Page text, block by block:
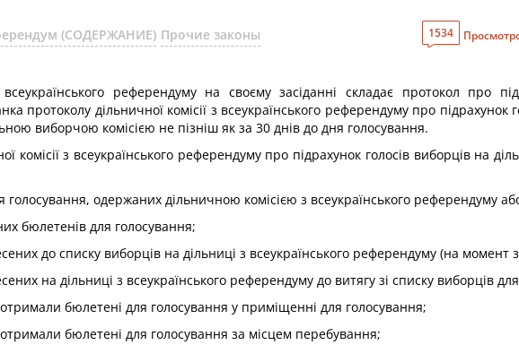
(СОДЕРЖАНИЕ) Прочие законы 1534
референдуму на своєму засіданні складає протокол про
протоколу дільничної комісії з всеукраїнського референдуму про підрахунок
виборчою комісією не пізніш як за 30 днів до дня голосування.
комісії з всеукраїнського референдуму про підрахунок голосів виборців на
голосування, одержаних дільничною комісією з всеукраїнського референдуму
бюлетенів для голосування;
до списку виборців на дільниці з всеукраїнського референдуму (на момент
на дільниці з всеукраїнського референдуму до витягу зі списку виборців
отримали бюлетені для голосування у приміщенні для голосування;
отримали бюлетені для голосування за місцем перебування;